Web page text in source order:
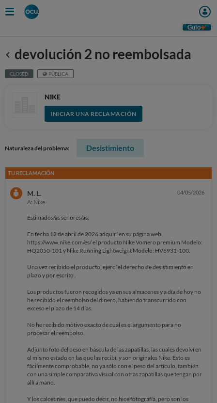
Guio
Anterior
devolución 2 no reembolsada
CLOSED PÚBLICA
NIKE
INICIAR UNA RECLAMACIÓN
Naturaleza del problema: Desistimiento
TU RECLAMACIÓN
M. L.
A: Nike
04/05/2026
Estimados/as señores/as:
En fecha 12 de abril de 2026 adquirí en su página web
https://www.nike.com/es/ el producto Nike Vomero premium Modelo:
HQ2050-101 y Nike Running Lightweight Modelo: HV6931-100.
Una vez recibido el producto, ejercí el derecho de desistimiento en
plazo y por escrito .
Los productos fueron recogidos ya en sus almacenes y a día de hoy no
he recibido el reembolso del dinero, habiendo transcurrido con
exceso el plazo de 14 días.
No he recibido motivo exacto de cual es el argumento para no
procesar el reembolso.
Adjunto foto del peso en báscula de las zapatillas, las cuales devolví en
el mismo estado en las que las recibí, y son originales Nike. Esto es
fácilmente comprobable, no ya sólo con el peso del artículo, también
con una simple comparativa visual con otras zapatillas que tengan por
allí a mano.
Y los calcetines, que puedo decir, no hice fotografía, pero son los